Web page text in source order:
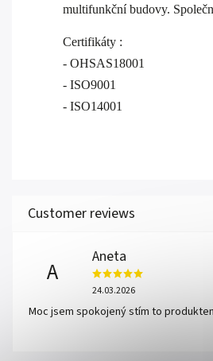
multifunkční budovy.
Certifikáty :
- OHSAS18001
- ISO9001
- ISO14001
A
Aneta
24.03.2026
Moc jsem spokojený stím to